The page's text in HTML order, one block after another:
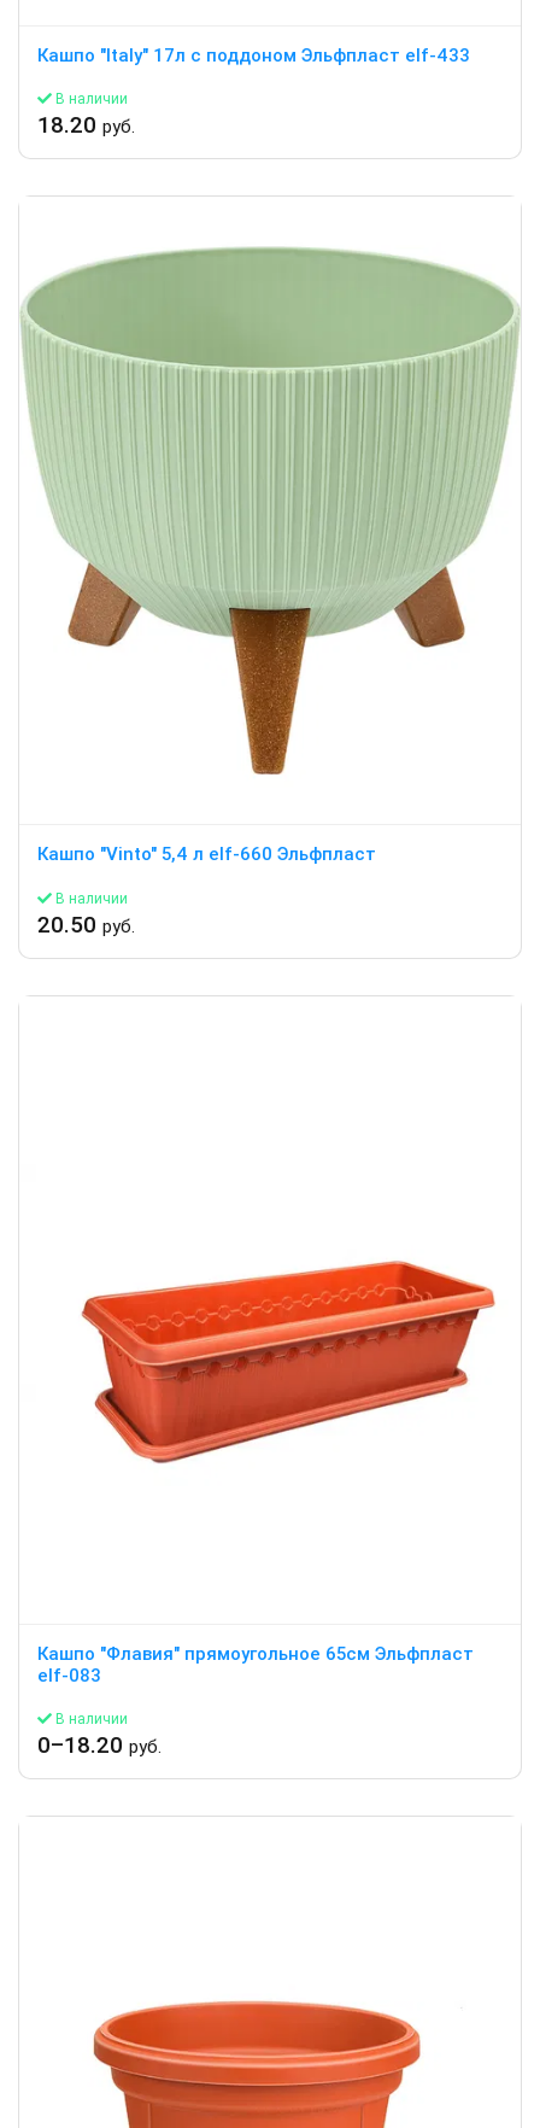
Кашпо "Italy" 17л c поддоном Эльфпласт elf-433
В наличии
18.20 руб.
Кашпо "Vinto" 5,4 л elf-660 Эльфпласт
В наличии
20.50 руб.
Кашпо "Флавия" прямоугольное 65см Эльфпласт
elf-083
В наличии
0–18.20 руб.